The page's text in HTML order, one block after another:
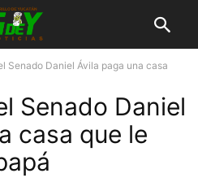
Senado Daniel Ávila paga una casa
Senado Daniel
casa que le